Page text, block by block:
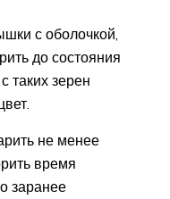
с оболочкой,
до состояния
таких зерен
не менее
время
заранее